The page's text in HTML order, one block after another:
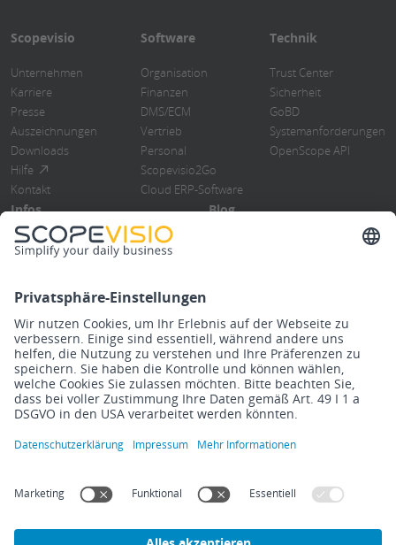
Scopevisio
Unternehmen
Karriere
Presse
Auszeichnungen
Downloads
Hilfe
Kontakt
Software
Organisation
Finanzen
DMS/ECM
Vertrieb
Personal
Scopevisio2Go
Cloud ERP-Software
Technik
Trust Center
Sicherheit
GoBD
Systemanforderungen
OpenScope API
Infos
Blog
Steuerberater
Know How
Release Notes
Blog
DMS/Rebu
Finanzbuchhaltung
ImpressumDatenschutzerklärungRechtlichesCookies